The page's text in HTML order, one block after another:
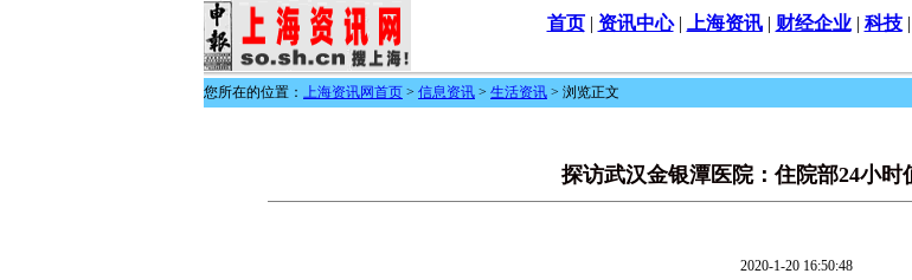
首页| 资讯中心| 上海资讯| 财经企业| 科技|
您所在的位置： 上海资讯网首页 > 信息资讯 > 生活资讯 > 浏览正文
探访武汉金银潭医院：住院部24小时
2020-1-20 16:50:48